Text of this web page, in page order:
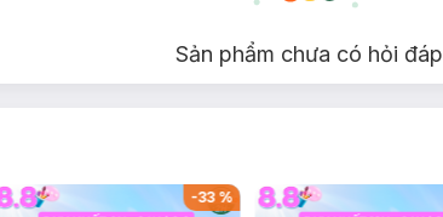
Sản phẩm chưa có hỏi đáp
-33%